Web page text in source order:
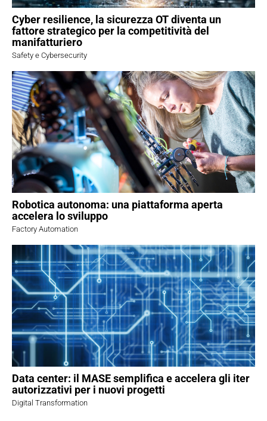
Cyber resilience, la sicurezza OT diventa un
fattore strategico per la competitività del
manifatturiero
Safety e Cybersecurity
Robotica autonoma: una piattaforma aperta
accelera lo sviluppo
Factory Automation
Data center: il MASE semplifica e accelera gli iter
autorizzativi per i nuovi progetti
Digital Transformation